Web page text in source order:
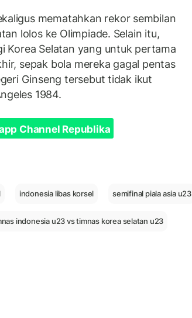
mematahkan rekor sembilan
lolos ke Olimpiade. Selain itu,
Korea Selatan yang untuk pertama
sepak bola mereka gagal pentas
Ginseng tersebut tidak ikut
1984.
Channel Republika
indonesia libas korsel semifinal piala asia u23
indonesia u23 vs timnas korea selatan u23